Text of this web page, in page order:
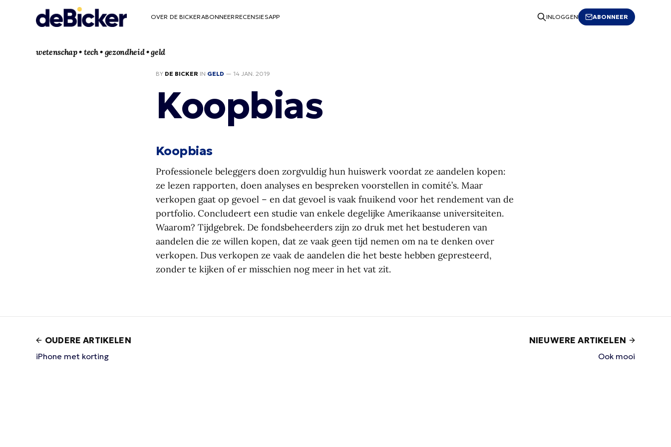
OVER DE BICKERABONNEERRECENSIESAPP INLOGGEN ABONNEER
wetenschap • tech • gezondheid • geld
BY DE BICKER IN GELD — 14 JAN. 2019
Koopbias
Koopbias
Professionele beleggers doen zorgvuldig hun huiswerk voordat ze aandelen kopen:
ze lezen rapporten, doen analyses en bespreken voorstellen in comité’s. Maar
verkopen gaat op gevoel – en dat gevoel is vaak fnuikend voor het rendement van de
portfolio. Concludeert een studie van enkele degelijke Amerikaanse universiteiten.
Waarom? Tijdgebrek. De fondsbeheerders zijn zo druk met het bestuderen van
aandelen die ze willen kopen, dat ze vaak geen tijd nemen om na te denken over
verkopen. Dus verkopen ze vaak de aandelen die het beste hebben gepresteerd,
zonder te kijken of er misschien nog meer in het vat zit.
OUDERE ARTIKELEN
iPhone met korting
NIEUWERE ARTIKELEN
Ook mooi